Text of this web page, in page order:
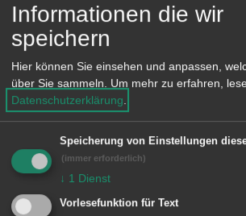
anzumeldenden
Vordruck zur
Download zur Verfügung.
Informationen die wir
speichern
Hier können Sie einsehen und anpassen,
über Sie sammeln. Um mehr zu erfahren,
Datenschutzerklärung.
Speicherung von Einstellungen
(immer erforderlich)
↓ 1 Dienst
Vorlesefunktion für Text